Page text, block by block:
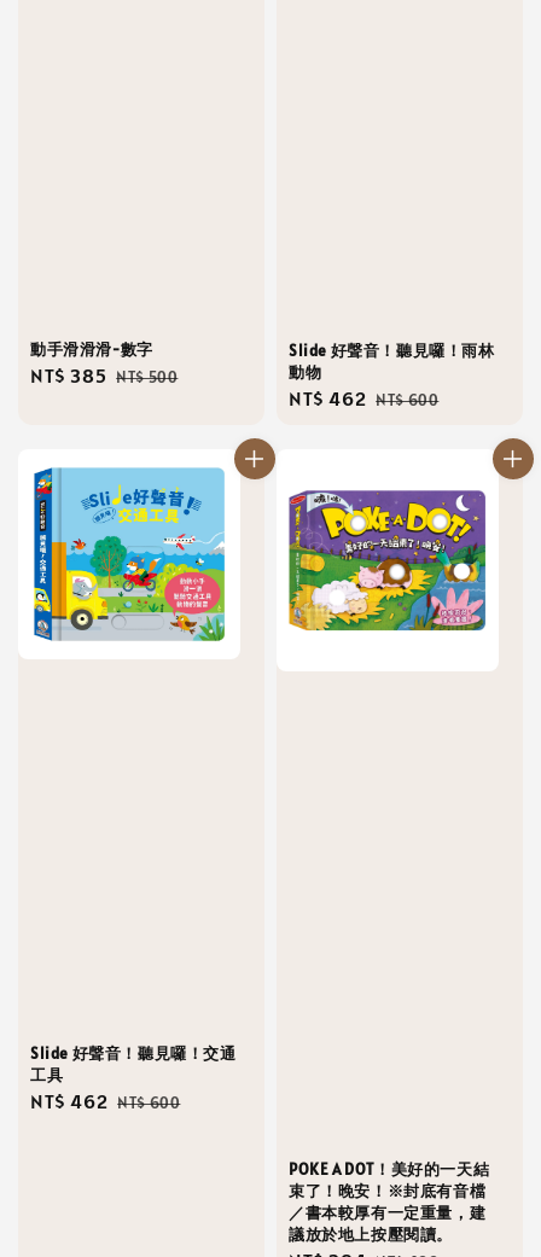
動手滑滑滑-數字
Sale
NT$ 385 Regular
NT$ 500
Slide 好聲音！聽見囉！雨林
動物
Sale
NT$ 462 Regular
NT$ 600
Slide 好聲音！聽見囉！交通
工具
Sale
NT$ 462 Regular
NT$ 600
POKE A DOT！美好的一天結
束了！晚安！※封底有音檔
／書本較厚有一定重量，建
議放於地上按壓閱讀。